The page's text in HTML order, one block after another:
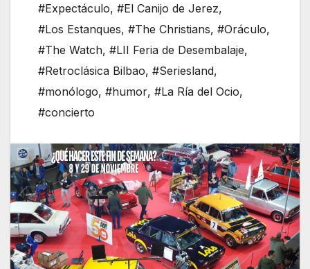
#Expectáculo, #El Canijo de Jerez,
#Los Estanques, #The Christians, #Oráculo,
#The Watch, #LII Feria de Desembalaje,
#Retroclásica Bilbao, #Seriesland,
#monólogo, #humor, #La Ría del Ocio,
#concierto